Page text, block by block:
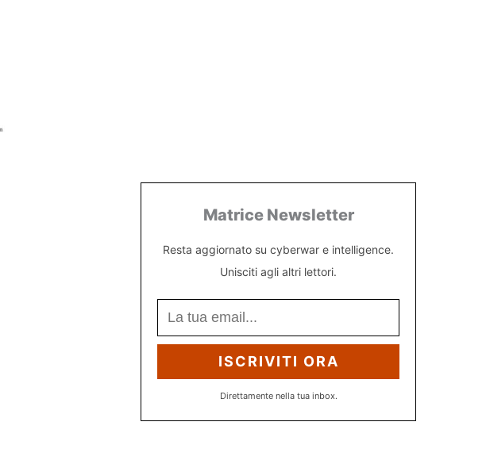
Matrice Newsletter
Resta aggiornato su cyberwar e intelligence.
Unisciti agli altri lettori.
ISCRIVITI ORA
Direttamente nella tua inbox.